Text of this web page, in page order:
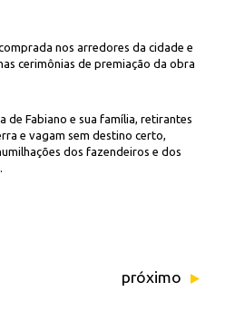
nos arredores da cidade e
cerimônias de premiação da obra
de Fabiano e sua família, retirantes
e vagam sem destino certo,
dos fazendeiros e dos
próximo